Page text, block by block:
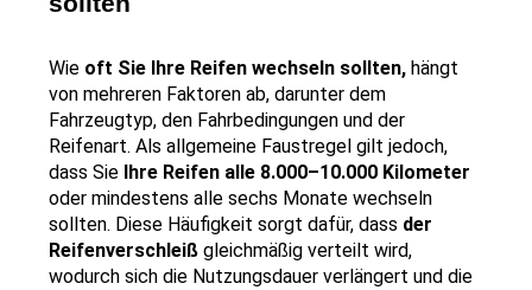
Wie oft Sie Ihre Reifen wechseln sollten, hängt
von mehreren Faktoren ab, darunter dem
Fahrzeugtyp, den Fahrbedingungen und der
Reifenart. Als allgemeine Faustregel gilt jedoch,
dass Sie
oder mindestens alle sechs Monate wechseln
sollten. Diese Häufigkeit sorgt dafür, dass der
Reifenverschleiß gleichmäßig verteilt wird,
wodurch sich die Nutzungsdauer verlängert und die